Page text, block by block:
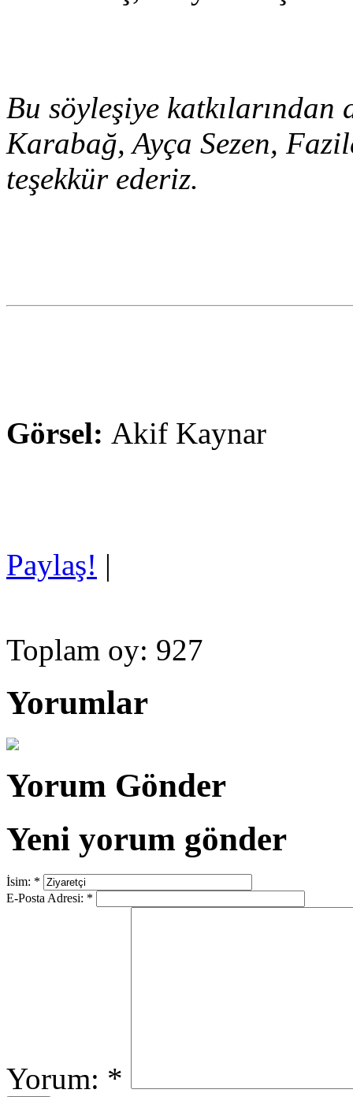
Bu söyleşiye katkılarından
Karabağ, Ayça Sezen,
teşekkür ederiz.
Görsel: Akif Kaynar
Paylaş! |
Toplam oy: 927
Yorumlar
Yorum Gönder
Yeni yorum gönder
İsim: *
E-Posta Adresi: *
Yorum: *